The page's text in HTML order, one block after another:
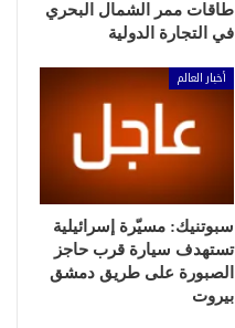
طاقات ممر الشمال البحري
في التجارة الدولية
أخبار العالم
سبوتنيك: مسيّرة إسرائيلية
تستهدف سيارة قرب حاجز
الصبورة على طريق دمشق
بيروت